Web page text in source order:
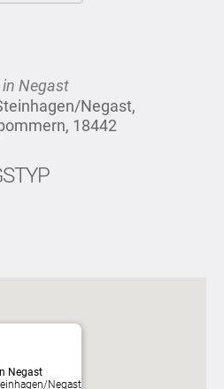
in Negast
Negast,
18442
Negast
Negast